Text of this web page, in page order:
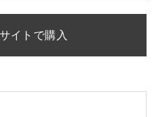
イトで購入